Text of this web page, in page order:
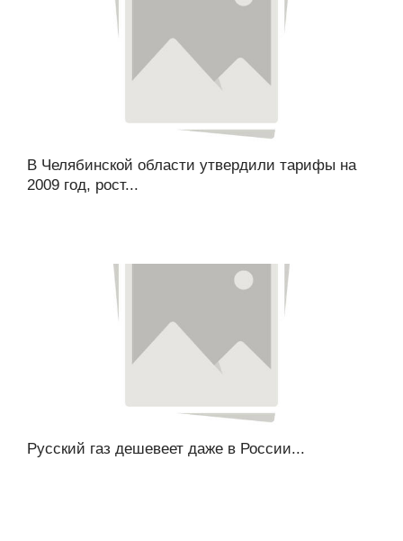
В Челябинской области утвердили тарифы на
2009 год, рост...
Русский газ дешевеет даже в России...